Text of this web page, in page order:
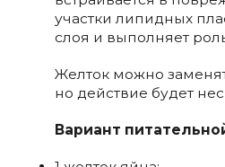
участки липидных
слоя и выполняет
Желток можно
но действие будет
Вариант